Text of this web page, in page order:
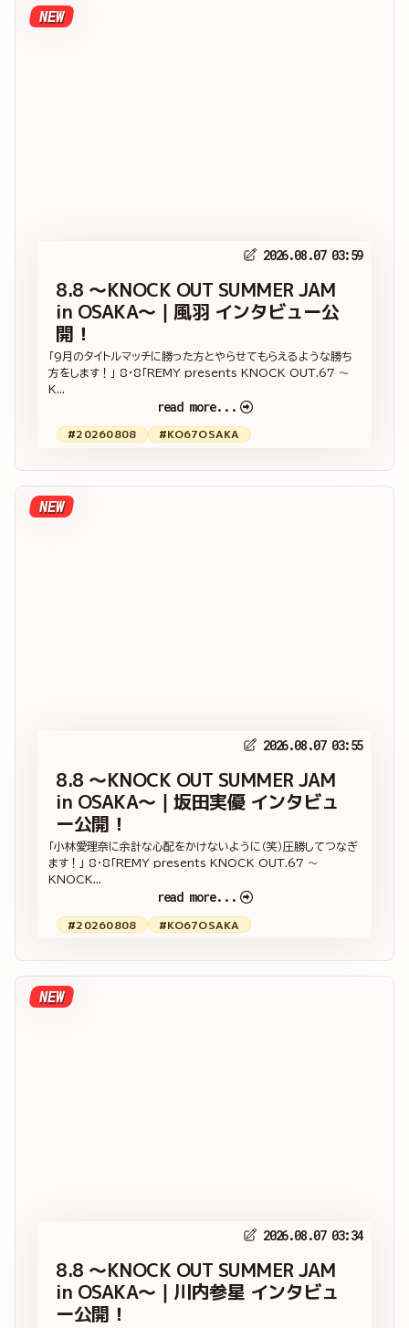
NEW
2026.08.07 03:59
8.8 ～KNOCK OUT SUMMER JAM
in OSAKA～｜風羽 インタビュー公
開！
「9月のタイトルマッチに勝った方とやらせてもらえるような勝ち
方をします！」 8・8「REMY presents KNOCK OUT.67 ～
K...
read more...
#20260808 #KO67OSAKA
NEW
2026.08.07 03:55
8.8 ～KNOCK OUT SUMMER JAM
in OSAKA～｜坂田実優 インタビュ
ー公開！
「小林愛理奈に余計な心配をかけないように（笑）圧勝してつなぎ
ます！」 8・8「REMY presents KNOCK OUT.67 ～
KNOCK...
read more...
#20260808 #KO67OSAKA
NEW
2026.08.07 03:34
8.8 ～KNOCK OUT SUMMER JAM
in OSAKA～｜川内参星 インタビュ
ー公開！